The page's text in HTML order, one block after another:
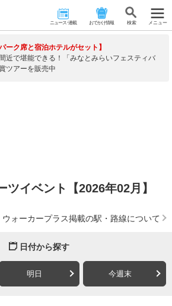
ニュース･連載 おでかけ情報 検 索 メニュー
パーク席と宿泊ホテルがセット】
近で堪能できる！「みなとみらいフェスティバ
ツアーを販売中
ツイベント【2026年02月】
ウォーカープラス掲載の駅・路線について
日付から探す
明日 今週末